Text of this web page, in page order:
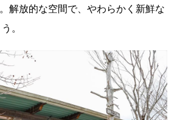
解放的な空間で、やわらかく新鮮な
。